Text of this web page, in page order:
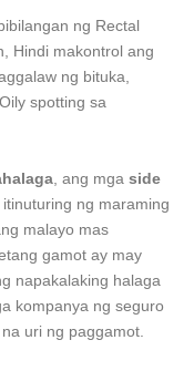
ng Rectal
Hindi makontrol ang
ng bituka,
spotting sa
, ang mga side
ng maraming
malayo mas
gamot ay may
napakalaking halaga
kompanya ng seguro
uri ng paggamot.